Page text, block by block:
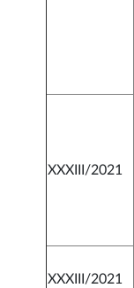
XXXIII/2021
XXXIII/2021